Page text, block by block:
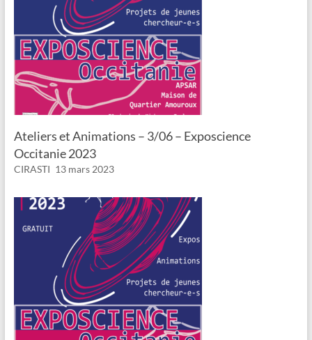
Ateliers et Animations – 3/06 – Exposcience
Occitanie 2023
CIRASTI 13 mars 2023